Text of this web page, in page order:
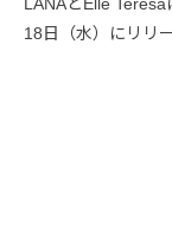
18日（水）にリリ